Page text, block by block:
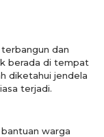
dan
berada di tempat
diketahui jendela
terjadi.
warga